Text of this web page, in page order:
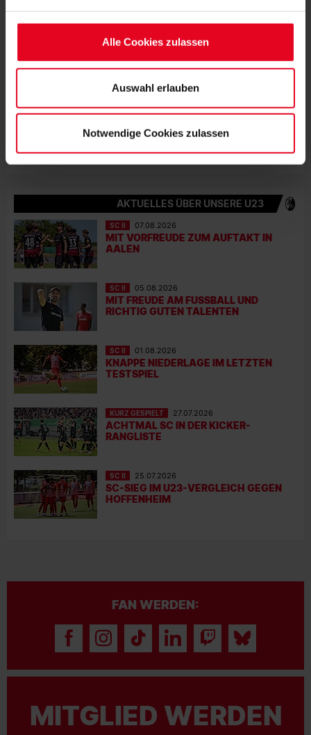
unbedingt erforderliche Cookies eingesetzt. Ihre etwaig
Weitere Informationen entnehmen Sie bitte unserer
Datenschutzerklärungund unseremImpressum."
Alle Cookies zulassen
Auswahl erlauben
Notwendige Cookies zulassen
AKTUELLES ÜBER UNSERE U23
SC II 07.08.2026
MIT VORFREUDE ZUM AUFTAKT IN
AALEN
SC II 05.08.2026
MIT FREUDE AM FUSSBALL UND R
ICHTIG GUTEN TALENTEN
SC II 01.08.2026
KNAPPE NIEDERLAGE IM LETZTEN
TESTSPIEL
KURZ GESPIELT 27.07.2026
ACHTMAL SC IN DER KICKER-
RANGLISTE
SC II 25.07.2026
SC-SIEG IM U23-VERGLEICH GEGEN
HOFFENHEIM
FAN WERDEN:
MITGLIED WERDEN